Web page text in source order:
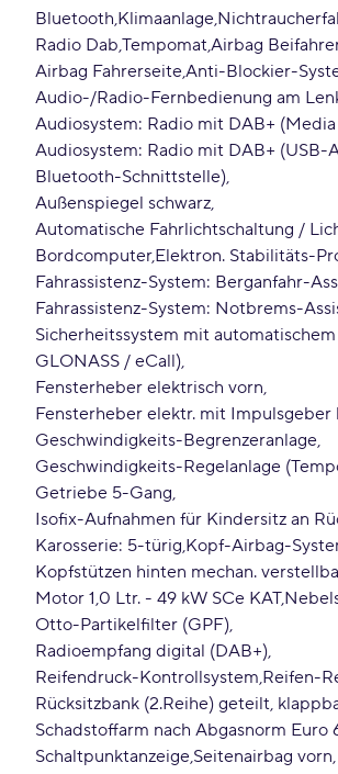
Bluetooth Klimaanlage
Radio Dab TempomatAirbag
Airbag FahrerseiteAnti-Blockier-
Audio-/Radio-Fernbedienung am
Audiosystem: Radio mit DAB+
Audiosystem: Radio mit DAB+ (USB-
Bluetooth-Schnittstelle)
Außenspiegel schwarz
Automatische Fahrlichtschaltung /
Bordcomputer Elektron. Stabilitäts-
Fahrassistenz-System: Berganfahr-
Fahrassistenz-System: Notbrems-
Sicherheitssystem mit
GLONASS / eCall)
Fensterheber elektrisch vorn
Fensterheber elektr. mit Impulsgeber
Geschwindigkeits-Begrenzeranlage
Geschwindigkeits-Regelanlage
Getriebe 5-Gang
Isofix-Aufnahmen für Kindersitz an
Karosserie: 5-türig Kopf-Airbag-
Kopfstützen hinten mechan.
Motor 1,0 Ltr. - 49 kW SCe KAT
Otto-Partikelfilter (GPF)
Radioempfang digital (DAB+)
Reifendruck-Kontrollsystem Reifen-
Rücksitzbank (2.Reihe) geteilt,
Schadstoffarm nach Abgasnorm Euro
Schaltpunktanzeige Seitenairbag vorn